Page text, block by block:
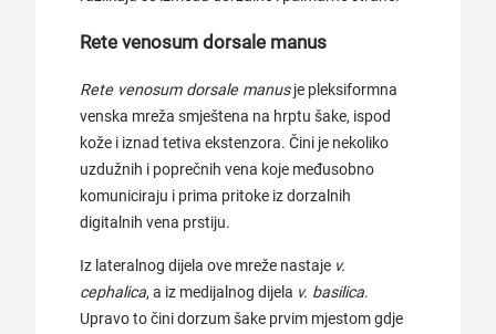
Rete venosum dorsale manus
Rete venosum dorsale manusje pleksiformna
venska mreža smještena na hrptu šake, ispod
kože i iznad tetiva ekstenzora. Čini je nekoliko
uzdužnih i poprečnih vena koje međusobno
komuniciraju i prima pritoke iz dorzalnih
digitalnih vena prstiju.
Iz lateralnog dijela ove mreže nastaje v.
cephalica, a iz medijalnog dijela v. basilica.
Upravo to čini dorzum šake prvim mjestom gdje